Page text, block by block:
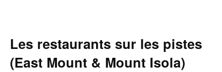
Les restaurants sur les pistes
(East Mount & Mount Isola)